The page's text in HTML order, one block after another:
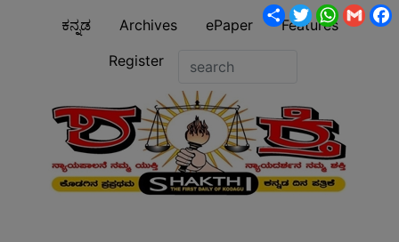
ಕನ್ನಡ Archives ePaper
Features
Register
ShareTwitter